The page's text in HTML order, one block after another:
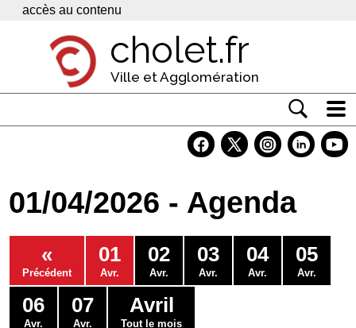
Panneau de gestion des cookies
accès au contenu
cholet.fr
Ville et Agglomération
Economie
Services
Contacts
01/04/2026 - Agenda
«
Précédent
01
Avr.
02
Avr.
03
Avr.
04
Avr.
05
Avr.
06
Avr.
07
Avr.
Avril
Tout le mois